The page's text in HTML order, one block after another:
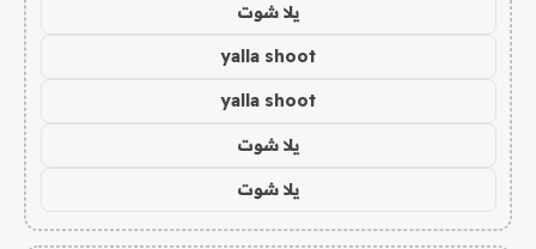
يلا شوت
yalla shoot
yalla shoot
يلا شوت
يلا شوت